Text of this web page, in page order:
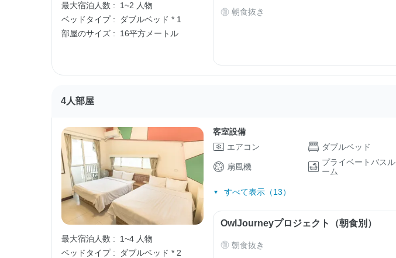
最大宿泊人数 :
1~2 人物
ベッドタイプ :
ダブルベッド * 1
部屋のサイズ :
16平方メートル
朝食抜き
4人部屋
最大宿泊人数 :
1~4 人物
ベッドタイプ :
ダブルベッド * 2
客室設備
エアコン
ダブルベッド
扇風機
プライベートバスル
ーム
すべて表示（13）
OwlJourneyプロジェクト（朝食別）
朝食抜き